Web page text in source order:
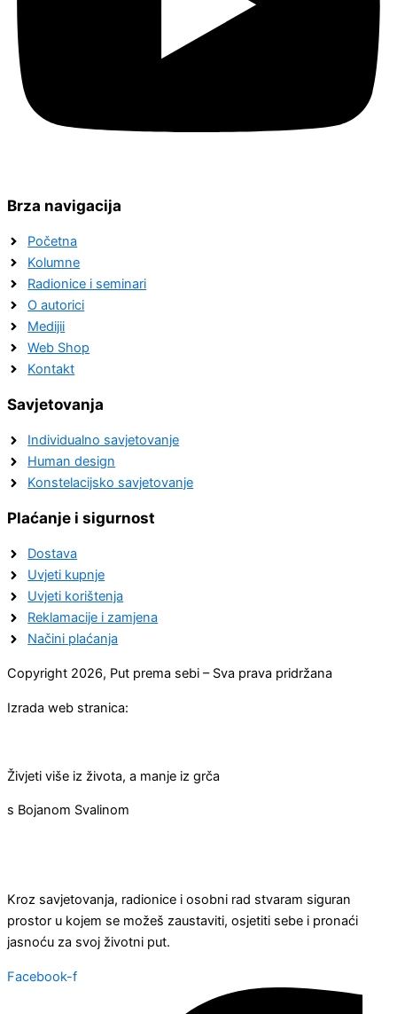
Brza navigacija
Početna
Kolumne
Radionice i seminari
O autorici
Medijii
Web Shop
Kontakt
Savjetovanja
Individualno savjetovanje
Human design
Konstelacijsko savjetovanje
Plaćanje i sigurnost
Dostava
Uvjeti kupnje
Uvjeti korištenja
Reklamacije i zamjena
Načini plaćanja
Copyright 2026, Put prema sebi – Sva prava pridržana
Izrada web stranica:
Živjeti više iz života, a manje iz grča
s Bojanom Svalinom
Kroz savjetovanja, radionice i osobni rad stvaram siguran
prostor u kojem se možeš zaustaviti, osjetiti sebe i pronaći
jasnoću za svoj životni put.
Facebook-f